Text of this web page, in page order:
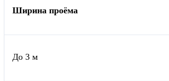
Ширина проёма
До 3 м